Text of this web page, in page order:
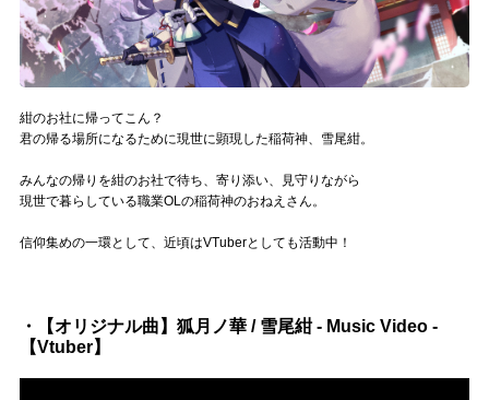
muevoコミュニティ
ぶいクラ！by muevo
ぶいコミュ！by muevo
ぶいマガ！ by muevo
Follow us
紺のお社に帰ってこん？
君の帰る場所になるために現世に顕現した稲荷神、雪尾紺。
みんなの帰りを紺のお社で待ち、寄り添い、見守りながら
現世で暮らしている職業OLの稲荷神のおねえさん。
信仰集めの一環として、近頃はVTuberとしても活動中！
・【オリジナル曲】狐月ノ華 / 雪尾紺 - Music Video -
【Vtuber】